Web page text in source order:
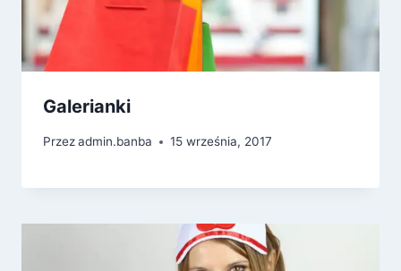
Galerianki
Przezadmin.banba 15 września, 2017